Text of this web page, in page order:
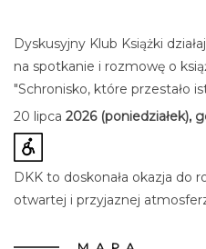
Dyskusyjny Klub Książki
na spotkanie i rozmowę o
"Schronisko, które przestało
20 lipca 2026 (poniedziałek),
DKK to doskonała okazja do
otwartej i przyjaznej